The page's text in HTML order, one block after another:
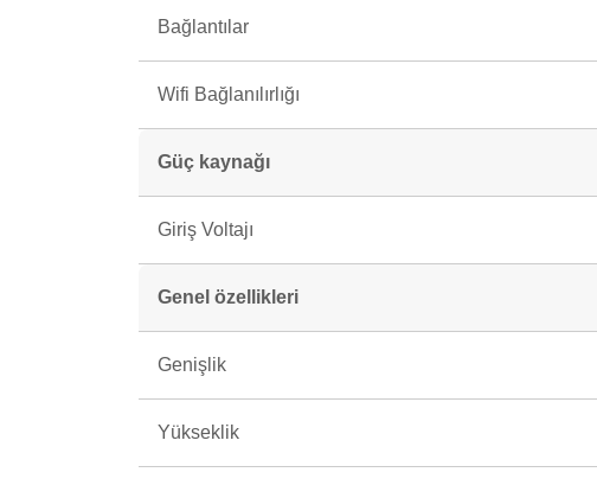
Bağlantılar
Wifi Bağlanılırlığı
Güç kaynağı
Giriş Voltajı
Genel özellikleri
Genişlik
Yükseklik